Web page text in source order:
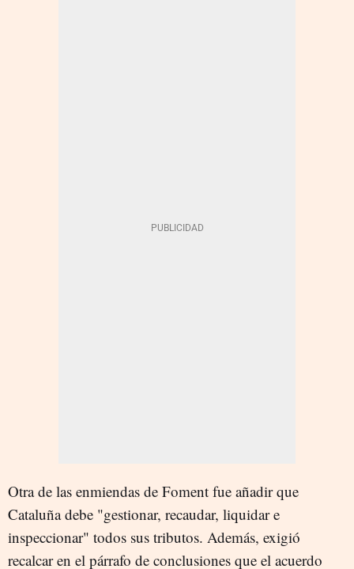
Otra de las enmiendas de Foment fue añadir que
Cataluña debe "gestionar, recaudar, liquidar e
inspeccionar" todos sus tributos. Además, exigió
recalcar en el párrafo de conclusiones que el acuerdo